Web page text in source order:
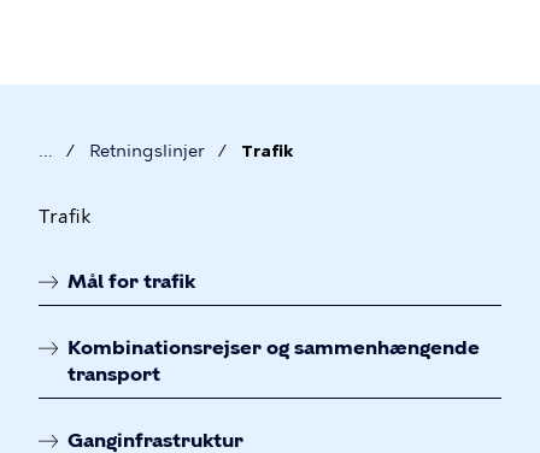
Retningslinjer Trafik
T
a
f
k
Trafik
Mål for trafik
Kombinationsrejser og sammenhængende
transport
Ganginfrastruktur